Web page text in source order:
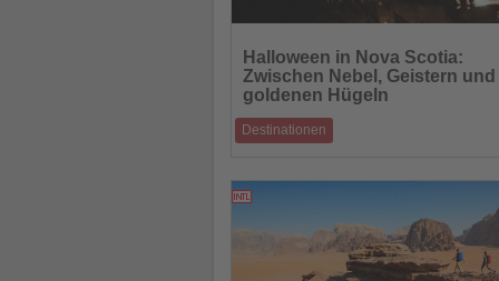
Sie
die
Nachrichten
Halloween in Nova Scotia:
Zwischen Nebel, Geistern und
goldenen Hügeln
Destinationen
Atlantikprovinz in ein Feuer aus Rot und